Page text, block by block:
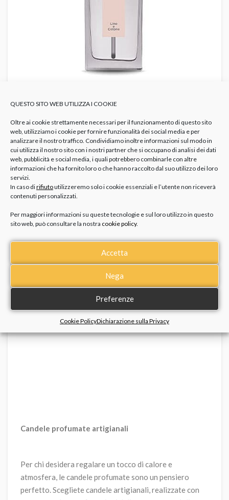
QUESTO SITO WEB UTILIZZA I COOKIE
Oltre ai cookie strettamente necessari per il funzionamento di questo sito
web, utilizziamo i cookie per fornire funzionalità dei social media e per
analizzare il nostro traffico. Condividiamo inoltre informazioni sul modo in
cui utilizza il nostro sito con i nostri partner che si occupano di analisi dei dati
web, pubblicità e social media, i quali potrebbero combinarle con altre
informazioni che ha fornito loro o che hanno raccolto dal suo utilizzo dei loro
servizi.
In caso dirifiutoutilizzeremo solo i cookie essenziali e l’utente non riceverà
contenuti personalizzati.
Per maggiori informazioni su queste tecnologie e sul loro utilizzo in questo
sito web, può consultare la nostra cookie policy.
Accetta
Nega
Preferenze
Cookie PolicyDichiarazione sulla Privacy
Pensieri Creativi e Speciali
Portachiavi con incisione
portachiavi personalizzato. Potete scegliere tra diversi
Tra le nostre proposte segnaliamo i portachiavi in
argento diKidult.
Candele profumate artigianali
Per chi desidera regalare un tocco di calore e
atmosfera, le candele profumate sono un pensiero
perfetto. Scegliete candele artigianali, realizzate con